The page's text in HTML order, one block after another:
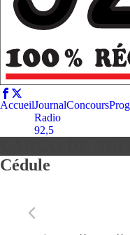
AccueilJournal
Radio
92,5
Concours
Cédule